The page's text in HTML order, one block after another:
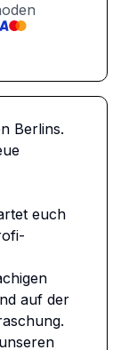
Berlins.
euch
auf der